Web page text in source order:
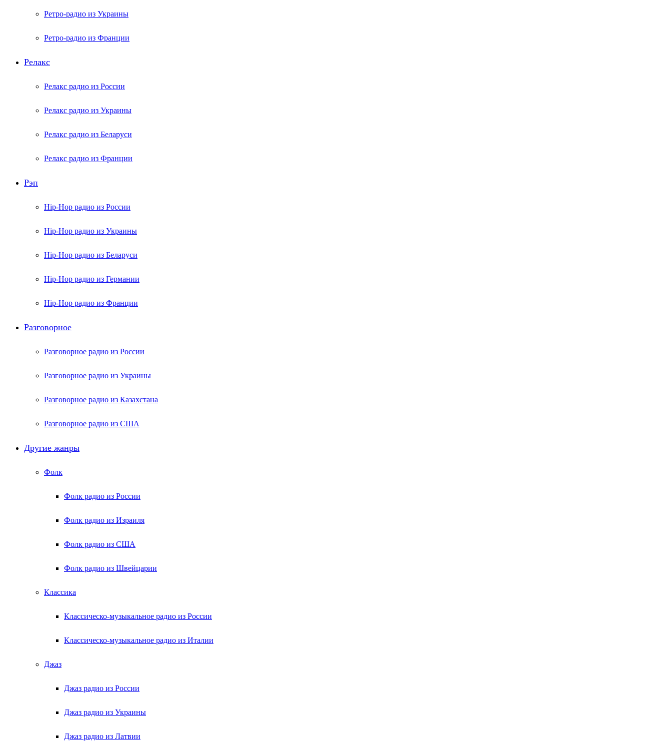
Ретро-радио из Украины
Ретро-радио из Франции
Релакс
Релакс радио из России
Релакс радио из Украины
Релакс радио из Беларуси
Релакс радио из Франции
Рэп
Hip-Hop радио из России
Hip-Hop радио из Украины
Hip-Hop радио из Беларуси
Hip-Hop радио из Германии
Hip-Hop радио из Франции
Разговорное
Разговорное радио из России
Разговорное радио из Украины
Разговорное радио из Казахстана
Разговорное радио из США
Другие жанры
Фолк
Фолк радио из России
Фолк радио из Израиля
Фолк радио из США
Фолк радио из Швейцарии
Классика
Классическо-музыкальное радио из России
Классическо-музыкальное радио из Италии
Джаз
Джаз радио из России
Джаз радио из Украины
Джаз радио из Латвии